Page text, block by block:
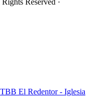
Reserved ·